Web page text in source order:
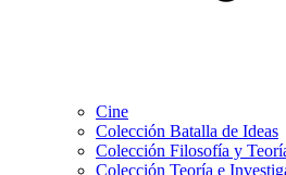
Cine
Colección Batalla de Ideas
Colección Filosofía y
Colección Teoría e